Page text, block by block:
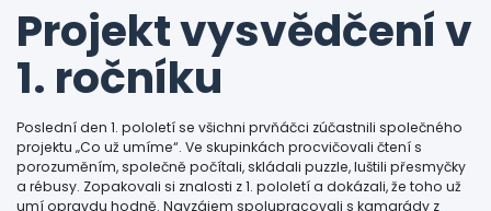
Projekt vysvědčení v
1. ročníku
Poslední den 1. pololetí se všichni prvňáčci zúčastnili společného
projektu „Co už umíme“. Ve skupinkách procvičovali čtení s
porozuměním, společně počítali, skládali puzzle, luštili přesmyčky
a rébusy. Zopakovali si znalosti z 1. pololetí a dokázali, že toho už
umí opravdu hodně. Navzájem spolupracovali s kamarády z